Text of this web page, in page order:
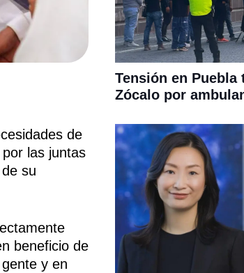
de
las juntas
su
beneficio de
y en
Tensión en
Zócalo por